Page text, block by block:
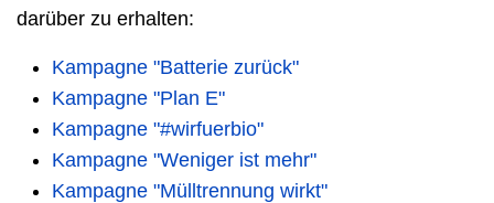
darüber zu erhalten:
Kampagne "Batterie zurück"
Kampagne "Plan E"
Kampagne "#wirfuerbio"
Kampagne "Weniger ist mehr"
Kampagne "Mülltrennung wirkt"